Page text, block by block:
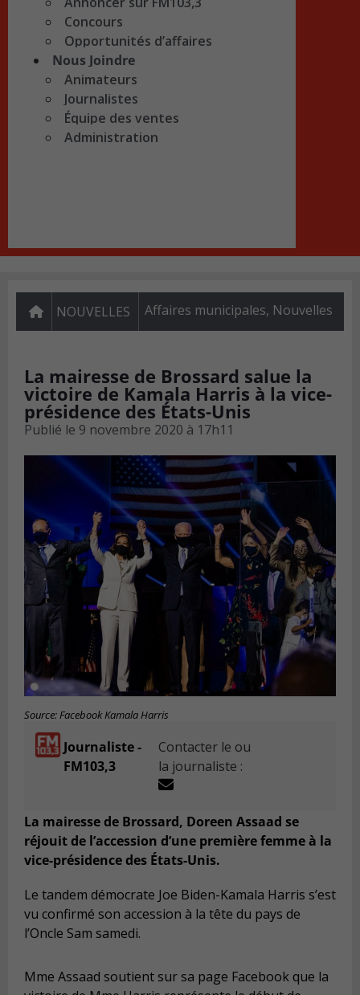
Concours
Opportunités d’affaires
Nous Joindre
Animateurs
Journalistes
Équipe des ventes
Administration
NOUVELLES Affaires municipales, Nouvelles
La mairesse de Brossard salue la
victoire de Kamala Harris à la vice-
présidence des États-Unis
Publié le 9 novembre 2020 à 17h11
Source: Facebook Kamala Harris
Journaliste -
FM103,3
Contacter le ou
la journaliste :
La mairesse de Brossard, Doreen Assaad se
réjouit de l’accession d’une première femme à la
vice-présidence des États-Unis.
Le tandem démocrate Joe Biden-Kamala Harris s’est
vu confirmé son accession à la tête du pays de
l’Oncle Sam samedi.
Mme Assaad soutient sur sa page Facebook que la